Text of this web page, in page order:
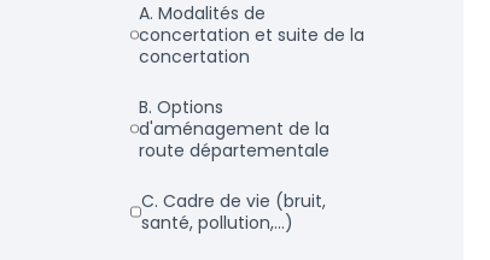
a. Modalités de
concertation et suite de la
concertation
b. Options
d'aménagement de la
route départementale
c. Cadre de vie (bruit,
santé, pollution,...)